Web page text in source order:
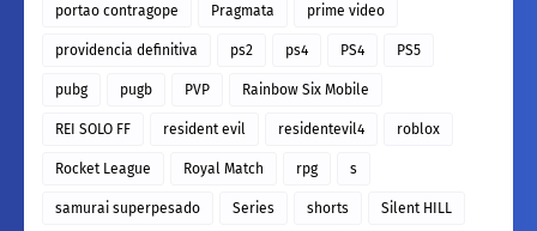
portao contragope Pragmata prime video
providencia definitiva ps2 ps4 PS4 PS5
pubg pugb PVP Rainbow Six Mobile
REI SOLO FF resident evil residentevil4 roblox
Rocket League Royal Match rpg s
samurai superpesado Series shorts Silent HILL